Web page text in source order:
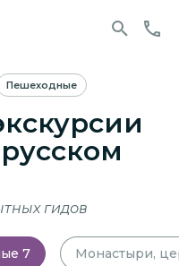
Пешеходные
гидов
7 Монастыри,